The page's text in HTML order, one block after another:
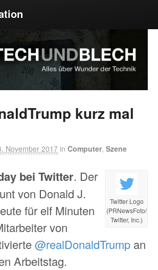
kurz mal
November 2017 in Computer, Szene
Twitter Logo
(PRNewsFoto/
Twitter, Inc.)
bei Twitter. Der
von Donald J.
für elf Minuten
von
@realDonaldTrump an
Arbeitstag.